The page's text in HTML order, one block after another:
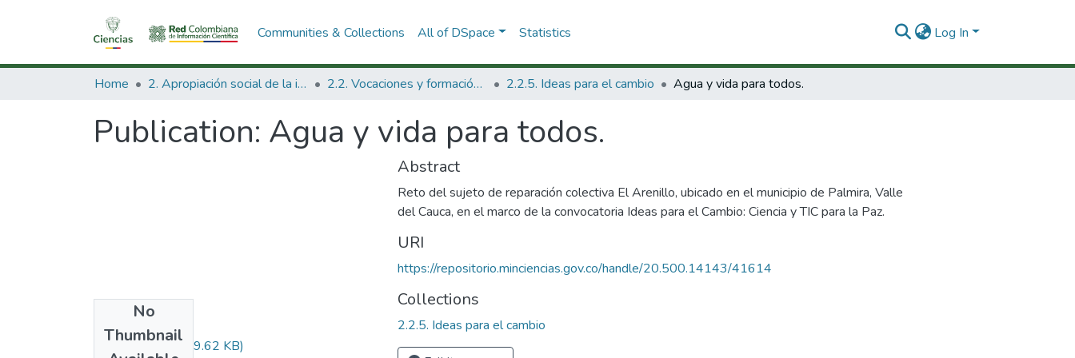
Communities & Collections All of DSpace Statistics Log In
Home 2. Apropiación social de la información en Ciencia Tecnología e Innovación 2.2. Vocaciones y formación de la CTeI 2.2.5. Ideas para el cambio Agua y vida para todos.
Publication: Agua y vida para todos.
No
Thumbnail
Audiovisual.pdf(29.62 KB)
Abstract
Reto del sujeto de reparación colectiva El Arenillo, ubicado en el municipio de Palmira, Valle
del Cauca, en el marco de la convocatoria Ideas para el Cambio: Ciencia y TIC para la Paz.
URI
https://repositorio.minciencias.gov.co/handle/20.500.14143/41614
Collections
2.2.5. Ideas para el cambio